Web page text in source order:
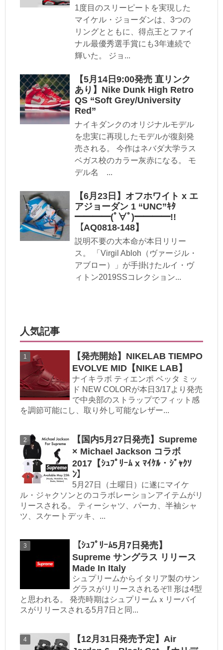
1度目のスリーピートを実現した
マイケル・ジョーダンは、3つの
リングとともに、得点王とファイ
ナル最優秀選手賞にも3年連続で
輝いた。 ジョ...
【5月14日9:00発売 直リンク
あり】Nike Dunk High Retro
QS “Soft Grey/University
Red”
ナイキダンクのオリジナルモデル
を忠実に再現したモデルが復刻発
売される。 今作はネバダ大学ラス
ベガス校のカラー灰赤になる。 モ
デル名 ...
【6月23日】オフホワイト x エ
アジョーダン 1 “UNC”ｷﾀ
━━━━(ﾟ∀ﾟ)━━━━!!
【AQ0818-148】
説明不要の大本命が本日リリー
ス。 「Virgil Abloh（ヴァージル・
アブロー）」が手掛けたルイ・ヴ
ィトン2019SSコレクション...
人気記事
【発売開始】NIKELAB TIEMPO
EVOLVE MID【NIKE LAB】
ナイキラボ ティエンポ ベッタ ミッ
ド NEW COLORが本日3/17より発売
で中央部のストラップでフィット感
を調節可能にし、取り外し可能なレザー...
【国内5月27日発売】Supreme
× Michael Jackson コラボ
2017【ｼｭﾌﾟﾘｰﾑ x ﾏｲｹﾙ・ｼﾞｬｸｿ
ﾝ】
5月27日（土曜日）に遂にマイケ
ル・ジャクソンとのコラボレーションアイテムがリ
リースされる。 ティーシャツ、パーカ、半袖シャ
ツ、スケートデッキ、...
【ｼｭﾌﾟﾘｰﾑ5月7日発売】
Supreme サングラス リリース
Made In Italy
シュプリームからイタリア製のサン
グラスがリリースされるぞ!! 形は4型
と思われる。 発売時期はシュプリームｘリーバイ
スがリリースされる5月7日と同...
【12月31日発売予定】Air